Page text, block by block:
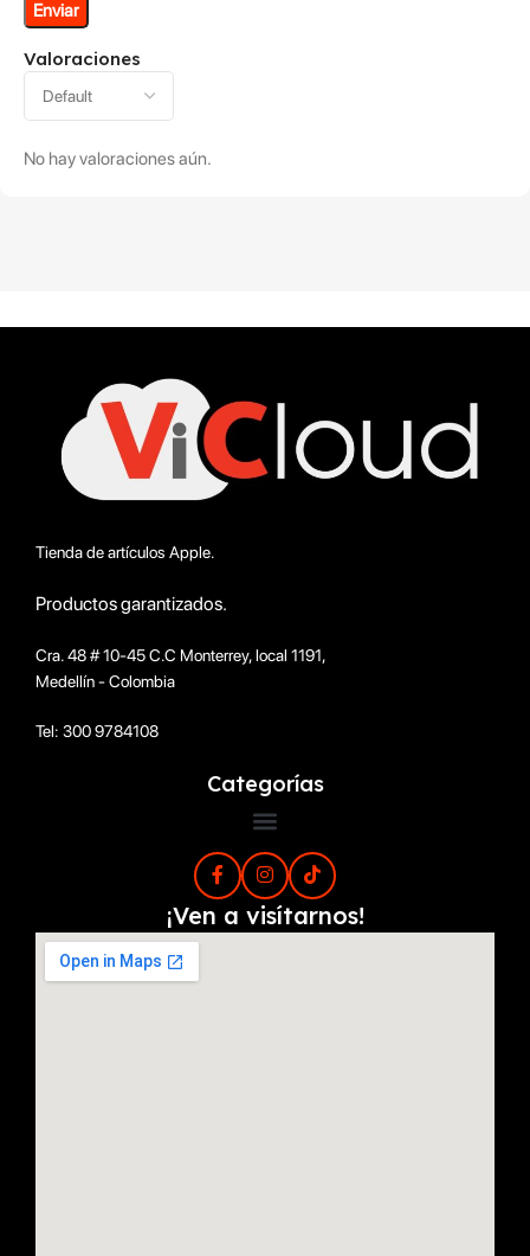
Valoraciones
No hay valoraciones aún.
Tienda de artículos Apple.
Productos garantizados.
Cra. 48 # 10-45 C.C Monterrey, local 1191,
Medellín - Colombia
Tel: 300 9784108
Categorías
¡Ven a visítarnos!